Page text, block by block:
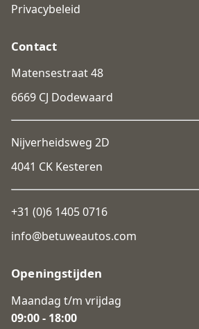
Privacybeleid
Contact
Matensestraat 48
6669 CJ Dodewaard
Nijverheidsweg 2D
4041 CK Kesteren
+31 (0)6 1405 0716
info@betuweautos.com
Openingstijden
Maandag t/m vrijdag
09:00 - 18:00